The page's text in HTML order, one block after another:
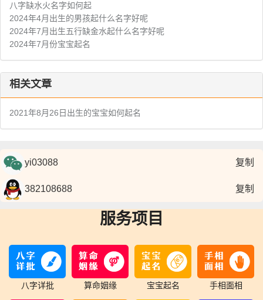
八字缺水火名字如何起
2024年4月出生的男孩起什么名字好呢
2024年7月出生五行缺金水起什么名字好呢
2024年7月份宝宝起名
相关文章
2021年8月26日出生的宝宝如何起名
复制
复制
服务项目
八字详批 算命姻缘 宝宝起名 手相面相